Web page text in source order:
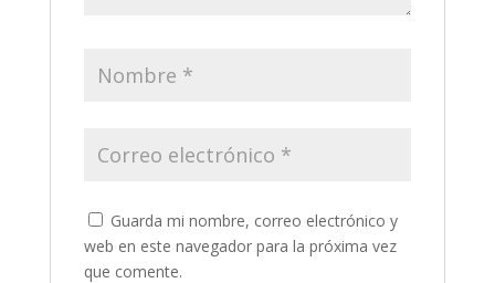
Guarda mi nombre, correo electrónico y
web en este navegador para la próxima vez
que comente.